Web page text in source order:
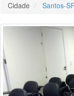
Cidade Santos-